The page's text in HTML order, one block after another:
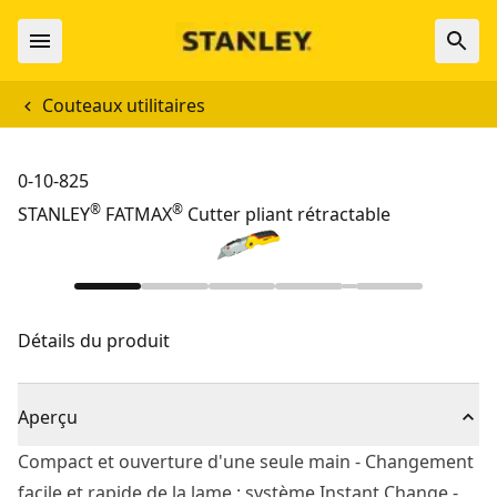
Couteaux utilitaires
0-10-825
STANLEY® FATMAX® Cutter pliant rétractable
Détails du produit
Aperçu
Compact et ouverture d'une seule main - Changement